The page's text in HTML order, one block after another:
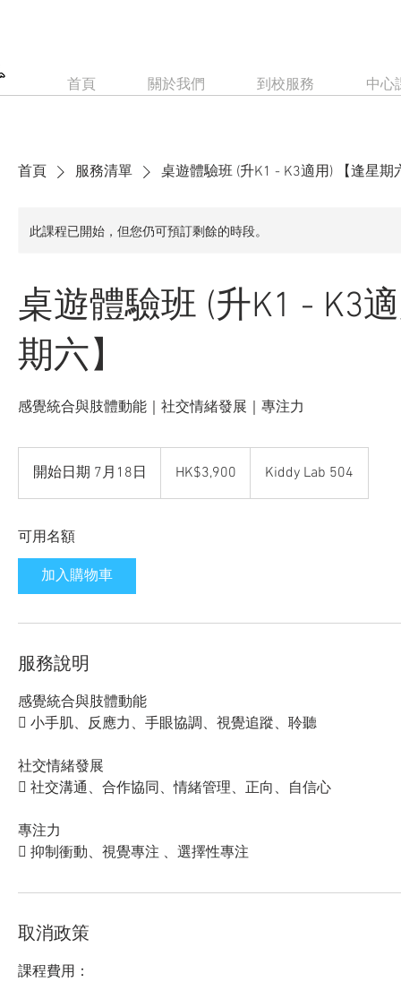
首頁 關於我們 到校服務 中心
首頁 服務清單 桌遊體驗班 (升K1 - K3適用) 【逢星期
此課程已開始，但您仍可預訂剩餘的時段。
桌遊體驗班 (升K1 - K3
期六】
感覺統合與肢體動能｜社交情緒發展｜專注力
開始日期 7月18日
始
8
KongHK$3,900 Kiddy Lab 504
可用名額
加入購物車
服務說明
感覺統合與肢體動能
 小手肌、反應力、手眼協調、視覺追蹤、聆聽
社交情緒發展
 社交溝通、合作協同、情緒管理、正向、自信心
專注力
 抑制衝動、視覺專注 、選擇性專注
取消政策
課程費用：